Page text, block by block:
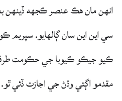
انهن مان هڪ عنصر ڪجهه ڏينهن
ڪيو جيڪو ڪيوبا جي حڪومت
مقدمو اڳتي وڌڻ جي اجازت ڏئي ٿو.